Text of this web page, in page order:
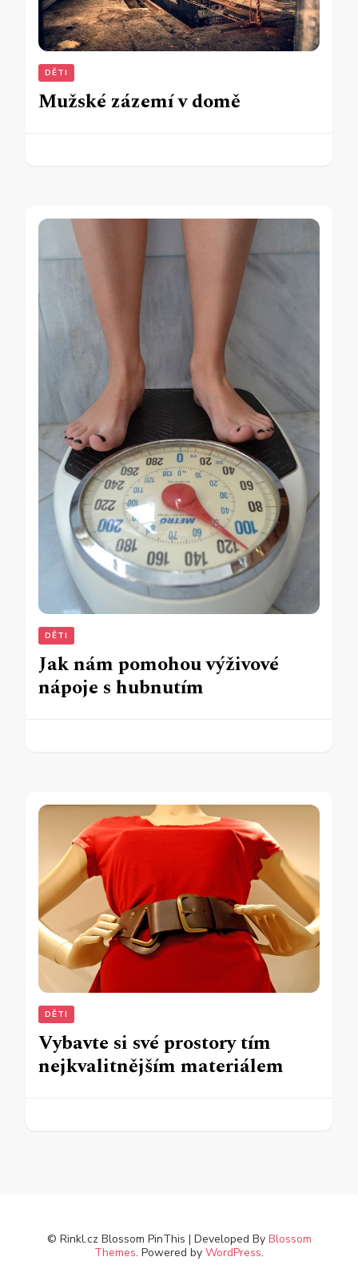
DĚTI
Mužské zázemí v domě
DĚTI
Jak nám pomohou výživové
nápoje s hubnutím
DĚTI
Vybavte si své prostory tím
nejkvalitnějším materiálem
© Rinkl.czBlossom PinThis | Developed By Blossom
Themes. Powered by WordPress.